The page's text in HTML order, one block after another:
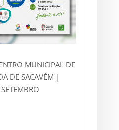
MUNICIPAL DE
DE SACAVÉM |